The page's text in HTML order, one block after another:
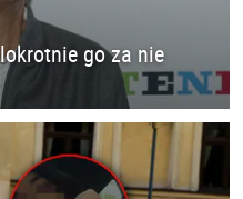
go za nie